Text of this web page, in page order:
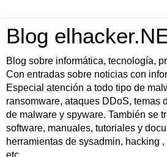
Blog
Blog sobre informática, tecnología,
Con entradas sobre noticias con
Especial atención a todo tipo de
ransomware, ataques DDoS, temas
de malware y spyware. También se
software, manuales, tutoriales y
herramientas de sysadmin, hacking
etc